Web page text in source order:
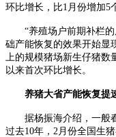
环比增长，比1月份增加5
“养殖场户前期补栏的
础产能恢复的效果开始显
上的规模猪场新生仔猪
以来首次环比增长。
养猪大省产能恢复提
据杨振海介绍，一般春
过去10年，2月份全国生